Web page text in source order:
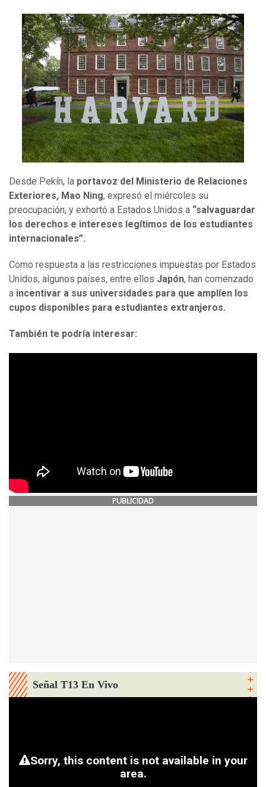
Desde Pekín, la portavoz del Ministerio de Relaciones
Exteriores, Mao Ning, expresó el miércoles su
preocupación, y exhortó a Estados Unidos a “salvaguardar
los derechos e intereses legítimos de los estudiantes
internacionales”.
Como respuesta a las restricciones impuestas por Estados
Unidos, algunos países, entre ellos Japón, han comenzado
a incentivar a sus universidades para que amplíen los
cupos disponibles para estudiantes extranjeros.
También te podría interesar:
PUBLICIDAD
Señal T13 En Vivo